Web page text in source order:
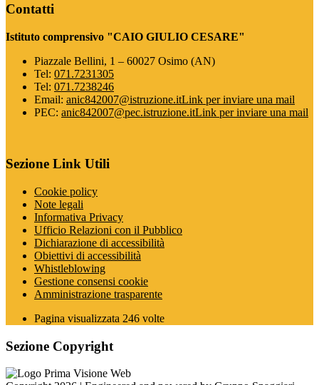
Contatti
Istituto comprensivo "CAIO GIULIO CESARE"
Piazzale Bellini, 1 – 60027 Osimo (AN)
Tel: 071.7231305
Tel: 071.7238246
Email: anic842007@istruzione.itLink per inviare una mail
PEC: anic842007@pec.istruzione.itLink per inviare una mail
Sezione Link Utili
Cookie policy
Note legali
Informativa Privacy
Ufficio Relazioni con il Pubblico
Dichiarazione di accessibilità
Obiettivi di accessibilità
Whistleblowing
Gestione consensi cookie
Amministrazione trasparente
Pagina visualizzata 246 volte
Sezione Copyright